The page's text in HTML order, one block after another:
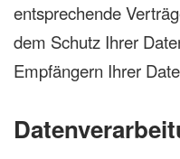
entsprechende
dem Schutz Ihrer
Empfängern Ihrer